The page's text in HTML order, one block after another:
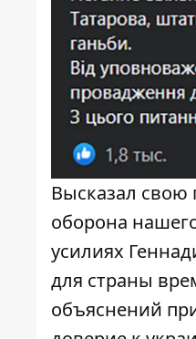
Высказал свою
оборона
усилиях
для страны
объяснений